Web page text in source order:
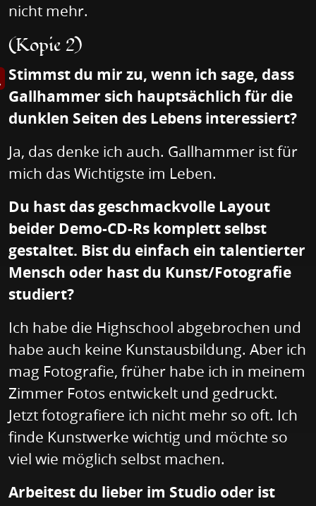
nicht mehr.
(Kopie 2)
Bild in Großansicht
Stimmst du mir zu, wenn ich sage, dass
Gallhammer sich hauptsächlich für die
dunklen Seiten des Lebens interessiert?
Ja, das denke ich auch. Gallhammer ist für
mich das Wichtigste im Leben.
Du hast das geschmackvolle Layout
beider Demo-CD-Rs komplett selbst
gestaltet. Bist du einfach ein talentierter
Mensch oder hast du Kunst/Fotografie
studiert?
Ich habe die Highschool abgebrochen und
habe auch keine Kunstausbildung. Aber ich
mag Fotografie, früher habe ich in meinem
Zimmer Fotos entwickelt und gedruckt.
Jetzt fotografiere ich nicht mehr so oft. Ich
finde Kunstwerke wichtig und möchte so
viel wie möglich selbst machen.
Arbeitest du lieber im Studio oder ist